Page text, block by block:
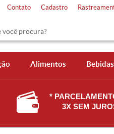
Contato Cadastro
Alimentos Bebidas
*
3X SEM